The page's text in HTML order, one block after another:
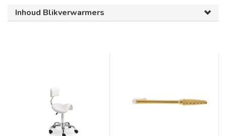
Inhoud Blikverwarmers